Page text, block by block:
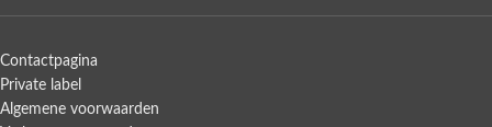
Contactpagina
Private label
Algemene voorwaarden